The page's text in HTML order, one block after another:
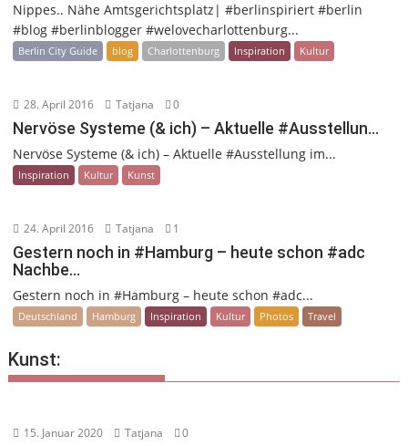
Nippes.. Nähe Amtsgerichtsplatz| #berlinspiriert #berlin
#blog #berlinblogger #welovecharlottenburg...
Berlin City Guide blog Charlottenburg Inspiration Kultur
28. April 2016 Tatjana 0
Nervöse Systeme (& ich) – Aktuelle #Ausstellun…
Nervöse Systeme (& ich) – Aktuelle #Ausstellung im...
Inspiration Kultur Kunst
24. April 2016 Tatjana 1
Gestern noch in #Hamburg – heute schon #adc
Nachbe…
Gestern noch in #Hamburg – heute schon #adc...
Deutschland Hamburg Inspiration Kultur Photos Travel
Kunst:
15. Januar 2020 Tatjana 0